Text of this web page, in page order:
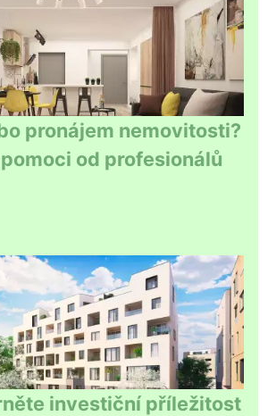
pronájem nemovitosti?
od profesionálů
investiční příležitost